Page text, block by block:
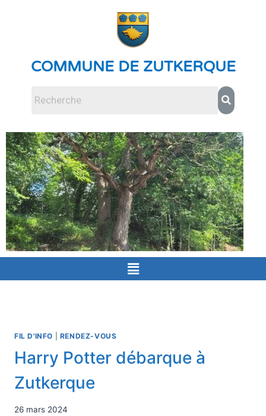
COMMUNE DE ZUTKERQUE
FIL D'INFO RENDEZ-VOUS
Harry Potter débarque à
Zutkerque
26 mars 2024